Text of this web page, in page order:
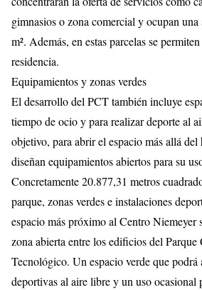
gimnasios o zona comercial y ocupan
m². Además, en estas parcelas se
residencia.
Equipamientos y zonas verdes
El desarrollo del PCT también incluye
tiempo de ocio y para realizar deporte al
objetivo, para abrir el espacio más allá
diseñan equipamientos abiertos para su
Concretamente 20.877,31 metros
parque, zonas verdes e instalaciones
espacio más próximo al Centro Niemeyer
zona abierta entre los edificios del
Tecnológico. Un espacio verde que podrá
deportivas al aire libre y un uso ocasional